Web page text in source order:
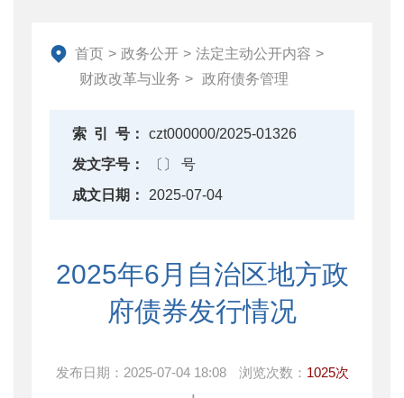
资产监督管理
金融工作
财政内控监督
下载中心
重点领域信息公开
首页 > 政务公开 > 法定主动公开内容 >
财政改革与业务 > 政府债务管理
索 引 号：
czt000000/2025-01326
发文字号：
〔〕 号
成文日期：
2025-07-04
2025年6月自治区地方政
府债券发行情况
发布日期： 2025-07-04 18:08 浏览次数： 1025次